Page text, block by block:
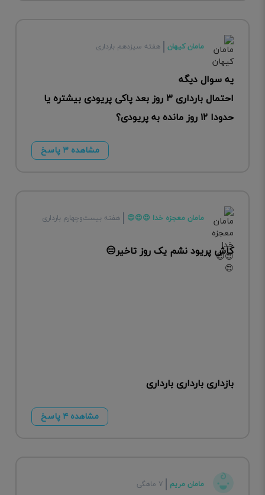
مامان کیهان هفته سیزدهم بارداری
یه سوال دیگه
احتمال بارداری ۳ روز بعد پاکی پریودی بیشتره یا
حدودا ۱۲ روز مانده به پریودی؟
مشاهده ۳ پاسخ
مامان معجزه خدا 😍😍😍 هفته بیست‌وچهارم بارداری
کاش پریود نشم یک روز تاخیر😑
بازداری بارداری بارداری
مشاهده ۴ پاسخ
مامان مریم ۷ ماهگی